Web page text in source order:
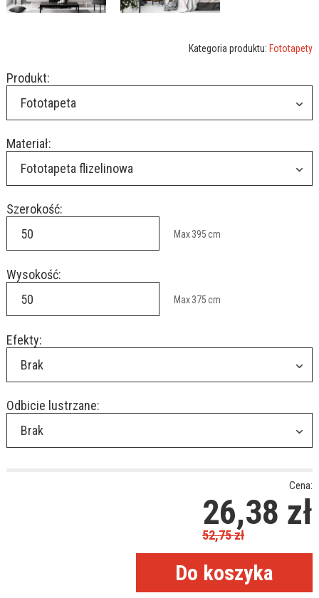
Kategoria produktu: Fototapety
Produkt:
Fototapeta
Materiał:
Fototapeta flizelinowa
Szerokość:
Max395cm
Wysokość:
Max375cm
Efekty:
Brak
Odbicie lustrzane:
Brak
Cena:
26,38 zł
52,75zł